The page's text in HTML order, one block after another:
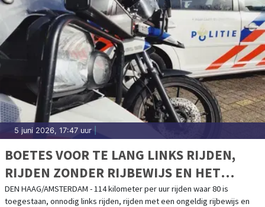
5 juni 2026, 17:47 uur
BOETES VOOR TE LANG LINKS RIJDEN,
RIJDEN ZONDER RIJBEWIJS EN HET
VASTHOUDEN VAN EEN TELEFOON
DEN HAAG/AMSTERDAM - 114 kilometer per uur rijden waar 80 is
toegestaan, onnodig links rijden, rijden met een ongeldig rijbewijs en